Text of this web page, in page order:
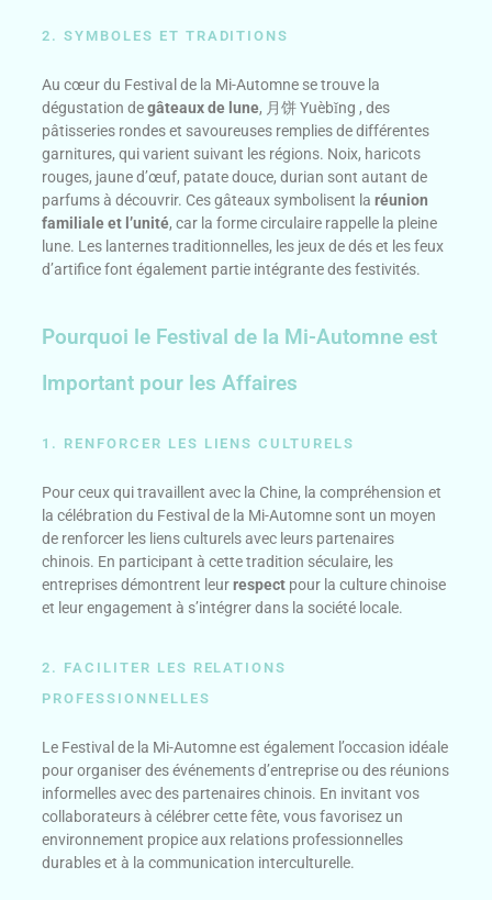
2. SYMBOLES ET TRADITIONS
Au cœur du Festival de la Mi-Automne se trouve la
dégustation degâteaux de lune, 月饼 Yuèbǐng , des
pâtisseries rondes et savoureuses remplies de différentes
garnitures, qui varient suivant les régions. Noix, haricots
rouges, jaune d’œuf, patate douce, durian sont autant de
parfums à découvrir. Ces gâteaux symbolisent laréunion
familiale et l’unité, car la forme circulaire rappelle la pleine
lune. Les lanternes traditionnelles, les jeux de dés et les feux
d’artifice font également partie intégrante des festivités.
Pourquoi le Festival de la Mi-Automne est
Important pour les Affaires
1. RENFORCER LES LIENS CULTURELS
Pour ceux qui travaillent avec la Chine, la compréhension et
la célébration du Festival de la Mi-Automne sont un moyen
de renforcer les liens culturels avec leurs partenaires
chinois. En participant à cette tradition séculaire, les
entreprises démontrent leurrespect pour la culture chinoise
et leur engagement à s’intégrer dans la société locale.
2. FACILITER LES RELATIONS
PROFESSIONNELLES
Le Festival de la Mi-Automne est également l’occasion idéale
pour organiser des événements d’entreprise ou des réunions
informelles avec des partenaires chinois. En invitant vos
collaborateurs à célébrer cette fête, vous favorisez un
environnement propice aux relations professionnelles
durables et à la communication interculturelle.